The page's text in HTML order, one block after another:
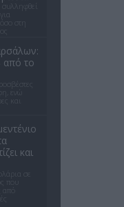
στη
από το
ενώ
και
και
σε
που